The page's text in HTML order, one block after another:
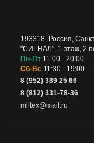
193318, Россия,
"СИГНАЛ", 1 этаж, 2
Пн-Пт 11:00 - 20:00
Сб-Вс 11:30 - 19:00
8 (952) 389 25 66
8 (812) 331-78-36
miltex@mail.ru